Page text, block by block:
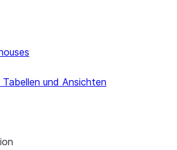
und Ansichten